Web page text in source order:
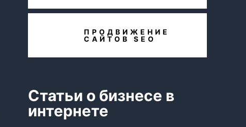
ПРОДВИЖЕНИЕ
САЙТОВ SEO
Статьи о бизнесе в
интернете